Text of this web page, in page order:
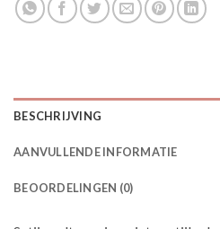
BESCHRIJVING
AANVULLENDE INFORMATIE
BEOORDELINGEN (0)